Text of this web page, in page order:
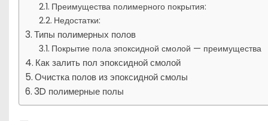
Преимущества полимерного покрытия:
Недостатки:
Типы полимерных полов
Покрытие пола эпоксидной смолой — преимущества
Как залить пол эпоксидной смолой
Очистка полов из эпоксидной смолы
3D полимерные полы